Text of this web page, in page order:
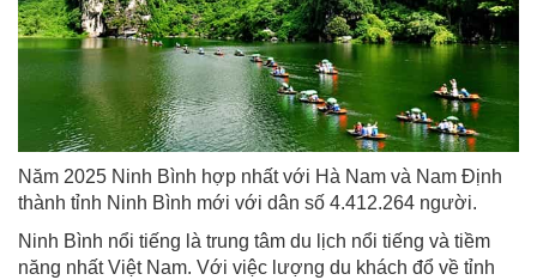
Năm 2025 Ninh Bình hợp nhất với Hà Nam và Nam Định
thành tỉnh Ninh Bình mới với dân số 4.412.264 người.
Ninh Bình nổi tiếng là trung tâm du lịch nổi tiếng và tiềm
năng nhất Việt Nam. Với việc lượng du khách đổ về tỉnh